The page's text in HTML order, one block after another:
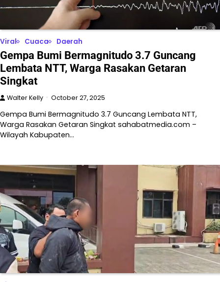
Viral Cuaca Daerah
Gempa Bumi Bermagnitudo 3.7 Guncang
Lembata NTT, Warga Rasakan Getaran
Singkat
Walter Kelly October 27, 2025
Gempa Bumi Bermagnitudo 3.7 Guncang Lembata NTT,
Warga Rasakan Getaran Singkat sahabatmedia.com –
Wilayah Kabupaten…